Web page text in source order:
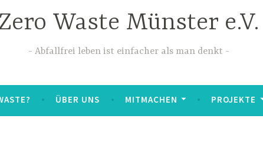
Waste Münster e.V.
Abfallfrei leben ist einfacher als man denkt
ÜBER UNS MITMACHEN PROJEKTE